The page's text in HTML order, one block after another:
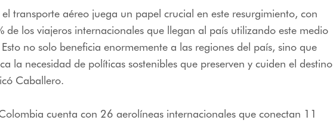
transporte aéreo juega un papel crucial en este resurgimiento, con
de los viajeros internacionales que llegan al país utilizando este medio
no solo beneficia enormemente a las regiones del país, sino que
la necesidad de políticas sostenibles que preserven y cuiden el destino
Caballero.
cuenta con 26 aerolíneas internacionales que conectan 11